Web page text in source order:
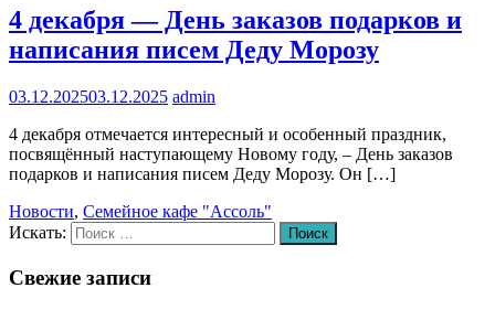
4 декабря — День заказов подарков и
написания писем Деду Морозу
03.12.202503.12.2025 admin
4 декабря отмечается интересный и особенный праздник,
посвящённый наступающему Новому году, – День заказов
подарков и написания писем Деду Морозу. Он […]
Новости, Семейное кафе "Ассоль"
Искать:
Поиск
Свежие записи